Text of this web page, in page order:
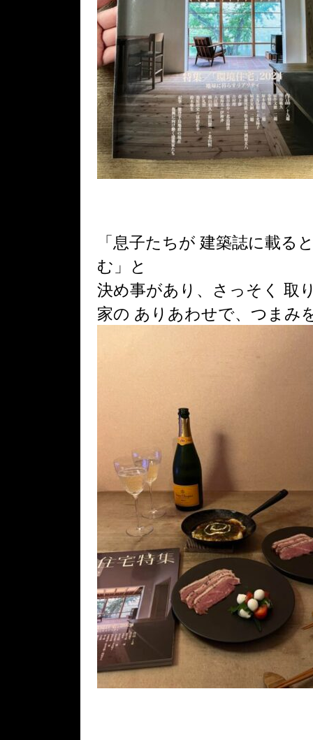
「息子たちが 建築誌に載る
む」と
決め事があり、さっそく 取
家の ありあわせで、つまみ